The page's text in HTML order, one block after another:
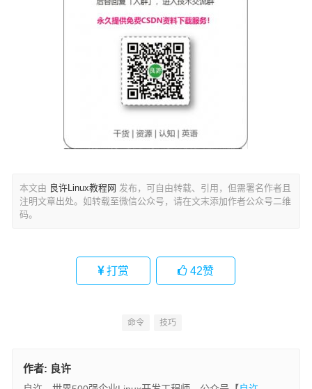
本文由 良许Linux教程网 发布，可自由转载、引用，但需署名作者且
注明文章出处。如转载至微信公众号，请在文末添加作者公众号二维
码。
打赏 42赞
命令 技巧
作者: 良许